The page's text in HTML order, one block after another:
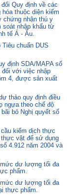
Quy định về các
thuộc diện kiểm
chứng nhận thú y
soát nhập khẩu từ
tế Á - Âu.
chuẩn DUS
định SDA/MAPA số
đối với việc nhập
4, được sản xuất
thảo quy định điều
ngựa theo chế độ
bỏ Nghị quyết số
kiểm dịch thực
vật để sử dụng
4.912 năm 2004 và
dư lượng tối đa
phẩm.
dư lượng tối đa
thực phẩm.